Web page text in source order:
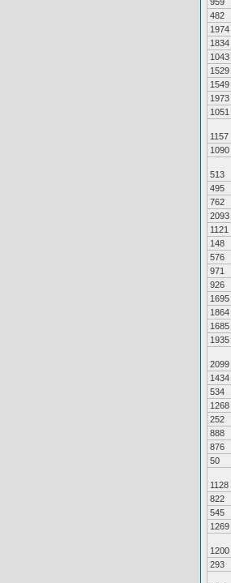
482
1974
1834
1043
1529
1549
1973
1051
1157
1090
513
495
762
2093
1121
148
576
971
926
1695
1864
1685
1935
2099
1434
534
1268
252
888
876
50
1128
822
545
1269
1200
293